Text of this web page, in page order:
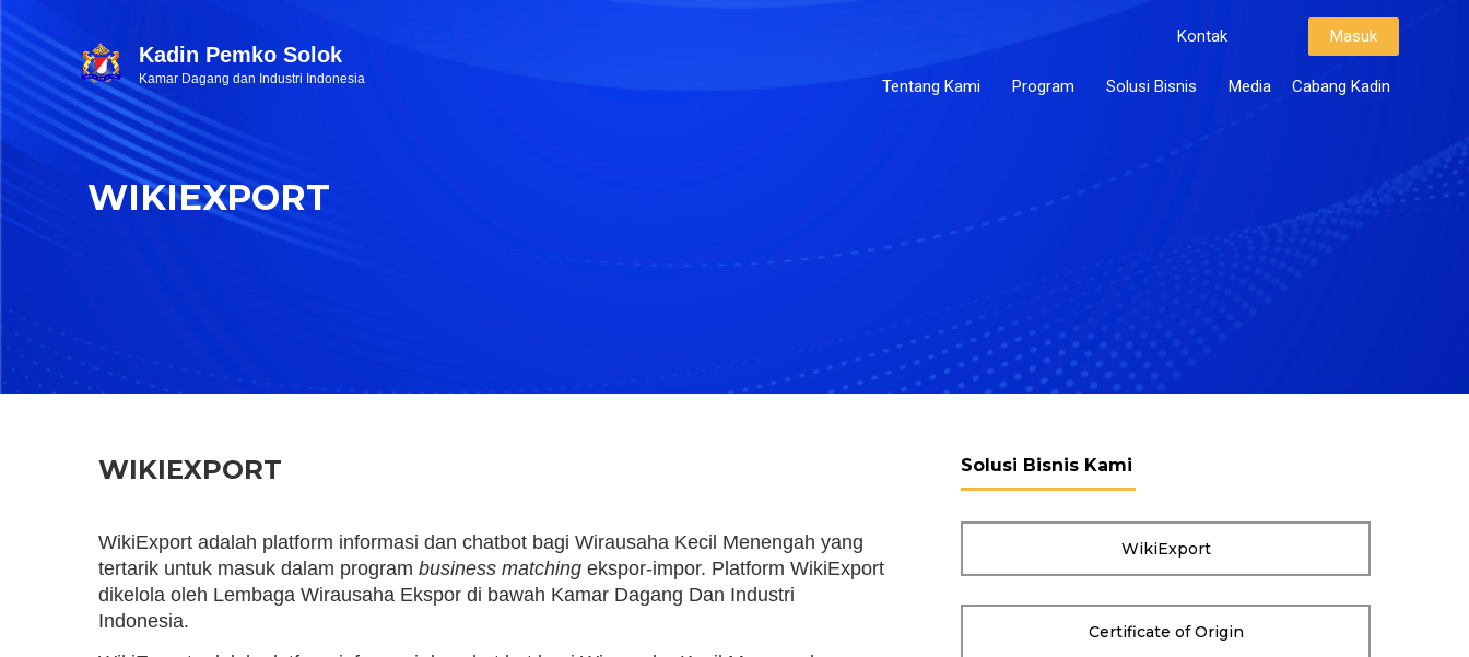
Kadin Pemko Solok
Kamar Dagang dan Industri Indonesia
Kontak Masuk
Tentang Kami Program Solusi Bisnis Media Cabang Kadin
WIKIEXPORT
WIKIEXPORT
WikiExport adalah platform informasi dan chatbot bagi Wirausaha Kecil Menengah yang
tertarik untuk masuk dalam program business matching ekspor-impor. Platform WikiExport
dikelola oleh Lembaga Wirausaha Ekspor di bawah Kamar Dagang Dan Industri
Indonesia.
Solusi Bisnis Kami
WikiExport
Certificate of Origin